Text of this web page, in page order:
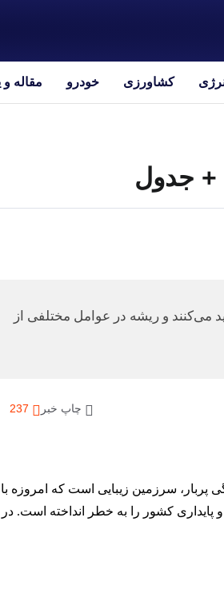
کشاورزی خودرو مقاله
و ریشه در عوامل مختلفی از
چاپ خبر 237
پربار، سرزمین زیبایی است که امروزه با
کشور را به خطر انداخته است. در